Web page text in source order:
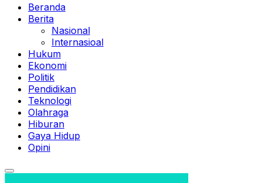
Beranda
Berita
Nasional
Internasioal
Hukum
Ekonomi
Politik
Pendidikan
Teknologi
Olahraga
Hiburan
Gaya Hidup
Opini